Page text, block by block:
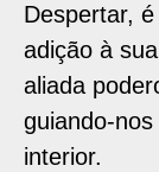
Despertar,
adição à
aliada
guiando-
interior.